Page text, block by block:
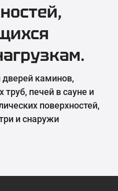
дверей каминов,
печей в сауне и
поверхностей,
и снаружи